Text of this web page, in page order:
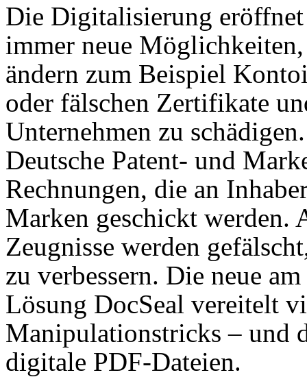
Die Digitalisierung
immer neue
ändern zum Beispiel
oder fälschen Zertifikate
Unternehmen zu
Deutsche Patent- und
Rechnungen, die an
Marken geschickt werden.
Zeugnisse werden
zu verbessern. Die neue
Lösung DocSeal vereitelt
Manipulationstricks – und
digitale PDF-Dateien.